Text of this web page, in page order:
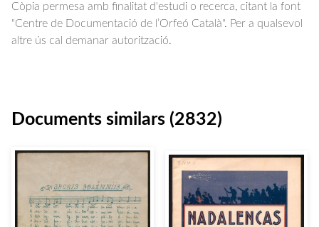
Còpia permesa amb finalitat d'estudi o recerca, citant la font
"Centre de Documentació de l’Orfeó Català". Per a qualsevol
altre ús cal demanar autorització.
Documents similars (2832)